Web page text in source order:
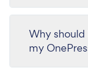
Why should
my